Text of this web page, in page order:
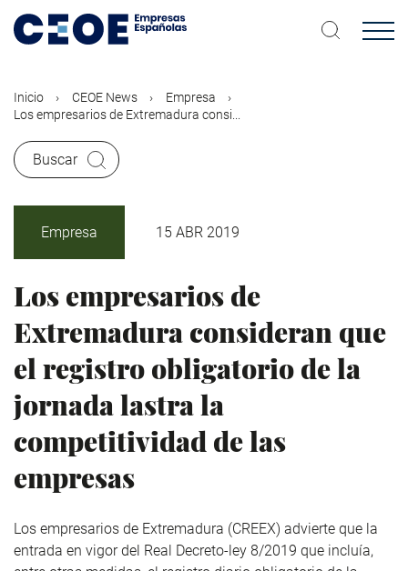
contenido
Inicio CEOE News
Empresa
Los empresarios de Extremadura consi...
Buscar
Empresa 15 ABR 2019
Los empresarios de
Extremadura consideran que
el registro obligatorio de la
jornada lastra la
competitividad de las
empresas
Los empresarios de Extremadura (CREEX) advierte que la
entrada en vigor del Real Decreto-ley 8/2019 que incluía,